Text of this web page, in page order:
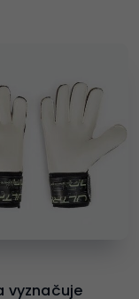
vyznačuje